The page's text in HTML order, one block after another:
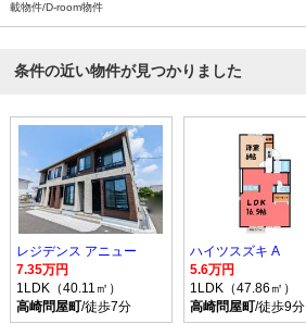
載物件/D-room物件
条件の近い物件が見つかりました
レジデンス アニュー
7.35万円
1LDK（40.11㎡）
高崎問屋町/徒歩7分
ハイツスズキ A
5.6万円
1LDK（47.86㎡）
高崎問屋町/徒歩9分